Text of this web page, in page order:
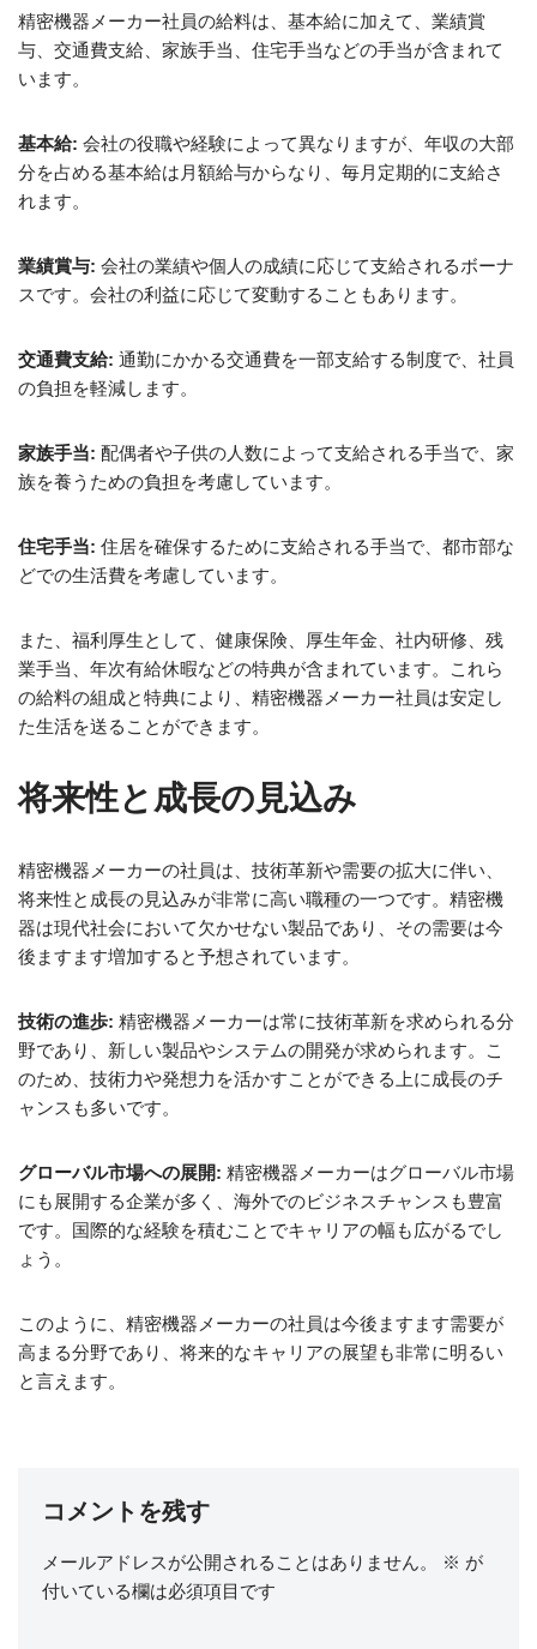
精密機器メーカー社員の給料は、基本給に加えて、業績賞
与、交通費支給、家族手当、住宅手当などの手当が含まれて
います。
基本給: 会社の役職や経験によって異なりますが、年収の大部
分を占める基本給は月額給与からなり、毎月定期的に支給さ
れます。
業績賞与: 会社の業績や個人の成績に応じて支給されるボーナ
スです。会社の利益に応じて変動することもあります。
交通費支給: 通勤にかかる交通費を一部支給する制度で、社員
の負担を軽減します。
家族手当: 配偶者や子供の人数によって支給される手当で、家
族を養うための負担を考慮しています。
住宅手当: 住居を確保するために支給される手当で、都市部な
どでの生活費を考慮しています。
また、福利厚生として、健康保険、厚生年金、社内研修、残
業手当、年次有給休暇などの特典が含まれています。これら
の給料の組成と特典により、精密機器メーカー社員は安定し
た生活を送ることができます。
将来性と成長の見込み
精密機器メーカーの社員は、技術革新や需要の拡大に伴い、
将来性と成長の見込みが非常に高い職種の一つです。精密機
器は現代社会において欠かせない製品であり、その需要は今
後ますます増加すると予想されています。
技術の進歩: 精密機器メーカーは常に技術革新を求められる分
野であり、新しい製品やシステムの開発が求められます。こ
のため、技術力や発想力を活かすことができる上に成長のチ
ャンスも多いです。
グローバル市場への展開: 精密機器メーカーはグローバル市場
にも展開する企業が多く、海外でのビジネスチャンスも豊富
です。国際的な経験を積むことでキャリアの幅も広がるでし
ょう。
このように、精密機器メーカーの社員は今後ますます需要が
高まる分野であり、将来的なキャリアの展望も非常に明るい
と言えます。
コメントを残す
メールアドレスが公開されることはありません。 ※ が
付いている欄は必須項目です